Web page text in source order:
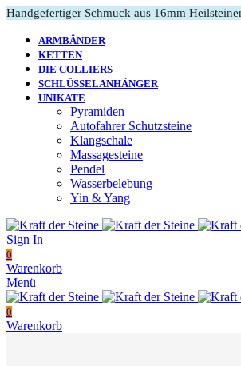
Handgefertiger Schmuck aus 16mm
ARMBÄNDER
KETTEN
DIE COLLIERS
SCHLÜSSELANHÄNGER
UNIKATE
Pyramiden
Autofahrer Schutzsteine
Klangschale
Massagesteine
Pendel
Wasserbelebung
Yin & Yang
Sign In
0
Warenkorb
Menü
0
Warenkorb